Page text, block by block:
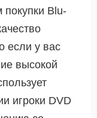
Blu-
если у вас
высокой
игроки DVD